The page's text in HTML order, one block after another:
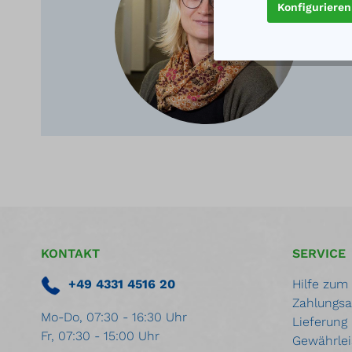
KONTAKT
+49 4331 4516 20
Mo-Do, 07:30 - 16:30 Uhr
Fr, 07:30 - 15:00 Uhr
SERVICE
Hilfe zum
Lieferung
Konfigurieren